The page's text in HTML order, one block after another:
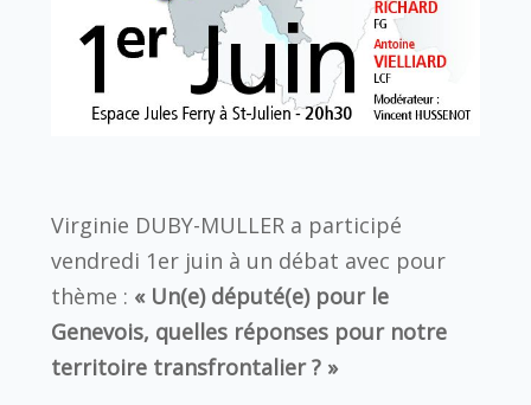
Virginie DUBY-MULLER a participé
vendredi 1er juin à un débat avec pour
thème : « Un(e) député(e) pour le
Genevois, quelles réponses pour notre
territoire transfrontalier ? »